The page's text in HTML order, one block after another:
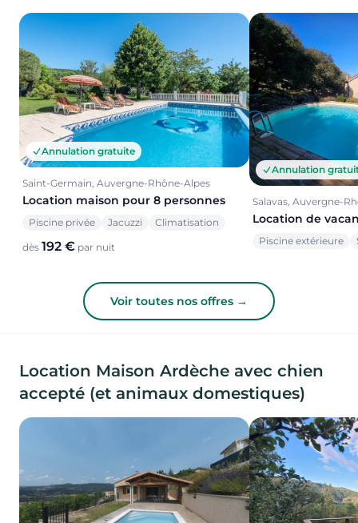
Annulation gratuite
Saint-Germain, Auvergne-Rhône-Alpes
Location maison pour 8 personnes
Piscine privée Jacuzzi Climatisation
dès 192 € par nuit
Annulation
Salavas, Auvergne-
Location de
Piscine extérieure
Voir toutes nos offres →
Location Maison Ardèche avec chien
accepté (et animaux domestiques)